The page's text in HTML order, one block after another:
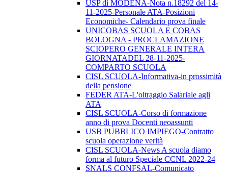
USP di MODENA-Nota n.18292 del 14-
11-2025-Personale ATA-Posizioni
Economiche- Calendario prova finale
UNICOBAS SCUOLA E COBAS
BOLOGNA - PROCLAMAZIONE
SCIOPERO GENERALE INTERA
GIORNATADEL 28-11-2025-
COMPARTO SCUOLA
CISL SCUOLA-Informativa-in prossimità
della pensione
FEDER ATA-L'oltraggio Salariale agli
ATA
CISL SCUOLA-Corso di formazione
anno di prova Docenti neoassunti
USB PUBBLICO IMPIEGO-Contratto
scuola operazione verità
CISL SCUOLA-News A scuola diamo
forma al futuro Speciale CCNL 2022-24
SNALS CONFSAL-Comunicato